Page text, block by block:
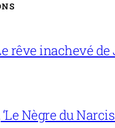
rêve inachevé de
Nègre du